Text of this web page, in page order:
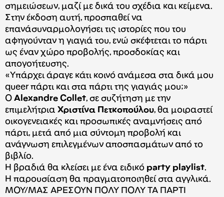
σημειώσεων, μαζί με δικά του σχέδια και κείμενα.
Στην έκδοση αυτή, προσπαθεί να
επανάσυναρμολογήσει τις ιστορίες που του
αφηγούνταν η γιαγιά του, ενώ σκέφτεται το πάρτι
ως έναν χώρο προβολής, προσδοκίας και
απογοήτευσης.
«Υπάρχει άραγε κάτι κοινό ανάμεσα στα δικά μου
queer πάρτι και στα πάρτι της γιαγιάς μου;»
Ο Alexandre Collet, σε συζήτηση με την
επιμελήτρια Χριστίνα Πετκοπούλου, θα μοιραστεί
οικογενειακές και προσωπικές αναμνήσεις από
πάρτι, μετά από μια σύντομη προβολή και
ανάγνωση επιλεγμένων αποσπασμάτων από το
βιβλίο.
Η βραδιά θα κλείσει με ένα ειδικό party playlist.
Η παρουσίαση θα πραγματοποιηθεί στα αγγλικά.
ΜΟΥ/ΜΑΣ ΑΡΕΣΟΥΝ ΠΟΛΥ ΠΟΛΥ ΤΑ ΠΑΡΤΙ